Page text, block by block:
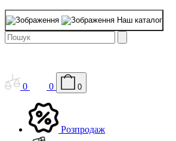
Наш каталог
0 0 0
Розпродаж